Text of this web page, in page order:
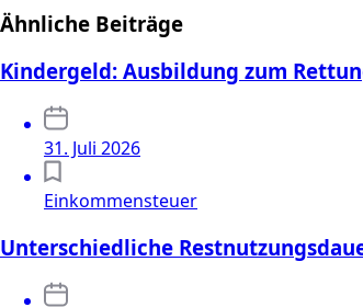
Ähnliche Beiträge
Kindergeld: Ausbildung zum
31. Juli 2026
Einkommensteuer
Unterschiedliche